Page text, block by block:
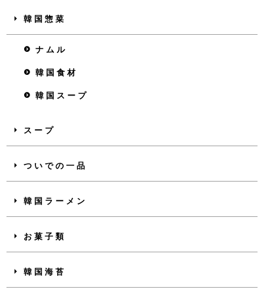
韓国惣菜
ナムル
韓国食材
韓国スープ
スープ
ついでの一品
韓国ラーメン
お菓子類
韓国海苔